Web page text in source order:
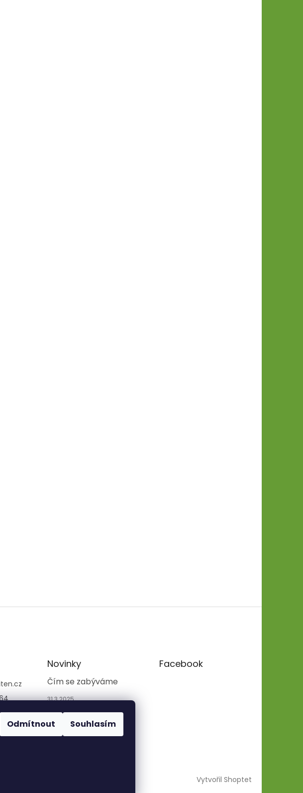
Odmítnout Souhlasím
Novinky
Čím se zabýváme
31.3.2025
Facebook
Vytvořil Shoptet